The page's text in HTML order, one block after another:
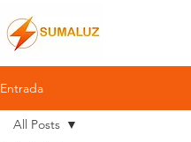
Entrada
All Posts